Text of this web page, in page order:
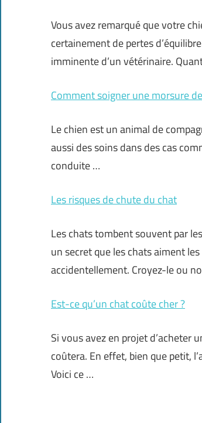
Vous avez remarqué que votre
certainement de pertes
imminente d’un vétérinaire.
Comment soigner une morsure
Le chien est un animal de
aussi des soins dans des cas
conduite …
Les risques de chute du chat
Les chats tombent souvent par
un secret que les chats aiment
accidentellement. Croyez-le ou
Est-ce qu’un chat coûte cher ?
Si vous avez en projet d’acheter
coûtera. En effet, bien que petit,
Voici ce …